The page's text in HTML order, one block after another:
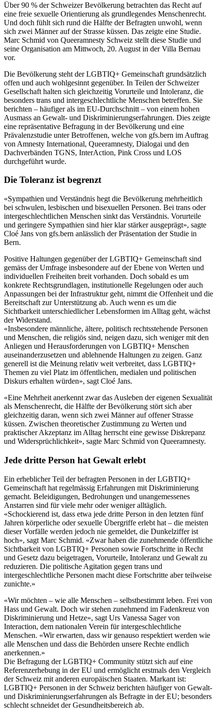
Über 90 % der Schweizer Bevölkerung betrachten das Recht auf
eine freie sexuelle Orientierung als grundlegendes Menschenrecht.
Und doch fühlt sich rund die Hälfte der Befragten unwohl, wenn
sich zwei Männer auf der Strasse küssen. Das zeigte eine Studie.
Marc Schmid von Queeramnesty Schweiz stellt diese Studie und
seine Organisation am Mittwoch, 20. August in der Villa Bernau
vor.
Die Bevölkerung steht der LGBTIQ+ Gemeinschaft grundsätzlich
offen und auch wohlgesinnt gegenüber. In Teilen der Schweizer
Gesellschaft halten sich gleichzeitig Vorurteile und Intoleranz, die
besonders trans und intergeschlechtliche Menschen betreffen. Sie
berichten – häufiger als im EU-Durchschnitt – von einem hohen
Ausmass an Gewalt- und Diskriminierungserfahrungen. Dies zeigte
eine repräsentative Befragung in der Bevölkerung und eine
Prävalenzstudie unter Betroffenen, welche von gfs.bern im Auftrag
von Amnesty International, Queeramnesty, Dialogai und den
Dachverbänden TGNS, InterAction, Pink Cross und LOS
durchgeführt wurde.
Die Toleranz ist begrenzt
«Sympathien und Verständnis hegt die Bevölkerung mehrheitlich
bei schwulen, lesbischen und bisexuellen Personen. Bei trans oder
intergeschlechtlichen Menschen sinkt das Verständnis. Vorurteile
und geringere Sympathien sind hier klar stärker ausgeprägt», sagte
Cloé Jans von gfs.bern anlässlich der Präsentation der Studie in
Bern.
Positive Haltungen gegenüber der LGBTIQ+ Gemeinschaft sind
gemäss der Umfrage insbesondere auf der Ebene von Werten und
individuellen Freiheiten breit vorhanden. Doch sobald es um
konkrete Rechtsgrundlagen, institutionelle Regelungen oder auch
Anpassungen bei der Infrastruktur geht, nimmt die Offenheit und die
Bereitschaft zur Unterstützung ab. Auch wenn es um die
Sichtbarkeit unterschiedlicher Lebensformen im Alltag geht, wächst
der Widerstand.
«Insbesondere männliche, ältere, politisch rechtsstehende Personen
und Menschen, die religiös sind, neigen dazu, sich weniger mit den
Anliegen und Herausforderungen von LGBTIQ+ Menschen
auseinanderzusetzen und ablehnende Haltungen zu zeigen. Ganz
generell ist die Meinung relativ weit verbreitet, dass LGBTIQ+
Themen zu viel Platz im öffentlichen, medialen und politischen
Diskurs erhalten würden», sagt Cloé Jans.
«Eine Mehrheit anerkennt zwar das Ausleben der eigenen Sexualität
als Menschenrecht, die Hälfte der Bevölkerung stört sich aber
gleichzeitig daran, wenn sich zwei Männer auf offener Strasse
küssen. Zwischen theoretischer Zustimmung zu Werten und
praktischer Akzeptanz im Alltag herrscht eine gewisse Diskrepanz
und Widersprüchlichkeit», sagte Marc Schmid von Queeramnesty.
Jede dritte Person hat Gewalt erlebt
Ein erheblicher Teil der befragten Personen in der LGBTIQ+
Gemeinschaft hat regelmässig Erfahrungen mit Diskriminierung
gemacht. Beleidigungen, Bedrohungen und unangemessenes
Anstarren sind für viele mehr oder weniger alltäglich.
«Schockierend ist, dass etwa jede dritte Person in den letzten fünf
Jahren körperliche oder sexuelle Übergriffe erlebt hat – die meisten
dieser Vorfälle werden jedoch nie gemeldet, die Dunkelziffer ist
hoch», sagt Marc Schmid. «Zwar haben die zunehmende öffentliche
Sichtbarkeit von LGBTIQ+ Personen sowie Fortschritte in Recht
und Gesetz dazu beigetragen, Vorurteile, Intoleranz und Gewalt zu
reduzieren. Die politische Agitation gegen trans und
intergeschlechtliche Personen macht diese Fortschritte aber teilweise
zunichte.»
«Wir möchten – wie alle Menschen – selbstbestimmt leben. Frei von
Hass und Gewalt. Doch wir stehen zunehmend im Fadenkreuz von
Diskriminierung und Hetze», sagt Urs Vanessa Sager von
Interaction, dem nationalen Verein für intergeschlechtliche
Menschen. «Wir erwarten, dass wir genauso respektiert werden wie
alle Menschen und dass die Behörden unsere Rechte endlich
anerkennen.»
Die Befragung der LGBTIQ+ Community stützt sich auf eine
Referenzerhebung in der EU und ermöglicht erstmals den Vergleich
der Schweiz mit anderen europäischen Staaten. Markant ist:
LGBTIQ+ Personen in der Schweiz berichten häufiger von Gewalt-
und Diskriminierungserfahrungen als Befragte in der EU; besonders
schlecht schneidet der Gesundheitsbereich ab.